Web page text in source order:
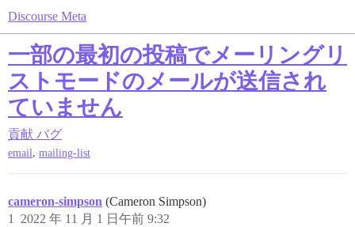
Discourse Meta
一部の最初の投稿でメーリングリ
ストモードのメールが送信され
ていません
貢献 バグ
email, mailing-list
cameron-simpson (Cameron Simpson)
2022 年 11 月 1 日午前 9:32
1